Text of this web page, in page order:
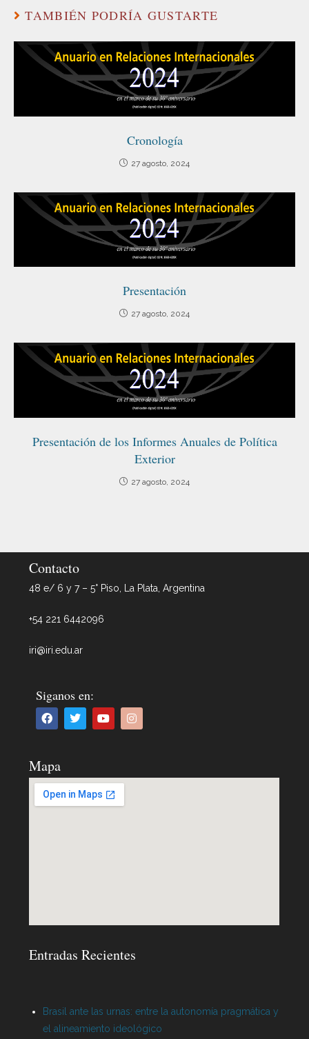
TAMBIÉN PODRÍA GUSTARTE
Cronología
27 agosto, 2024
Presentación
27 agosto, 2024
Presentación de los Informes Anuales de Política
Exterior
27 agosto, 2024
Contacto
48 e/ 6 y 7 – 5° Piso, La Plata, Argentina
+54 221 6442096
iri@iri.edu.ar
Siganos en:
Mapa
Entradas Recientes
Brasil ante las urnas: entre la autonomía pragmática y
el alineamiento ideológico